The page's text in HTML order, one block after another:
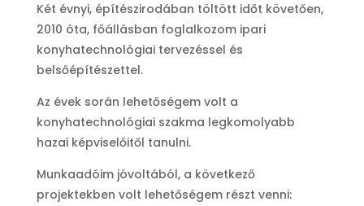
Két évnyi, építészirodában töltött időt követően,
2010 óta, főállásban foglalkozom ipari
konyhatechnológiai tervezéssel és
belsőépítészettel.
Az évek során lehetőségem volt a
konyhatechnológiai szakma legkomolyabb
hazai képviselőitől tanulni.
Munkaadóim jóvoltából, a következő
projektekben volt lehetőségem részt venni: